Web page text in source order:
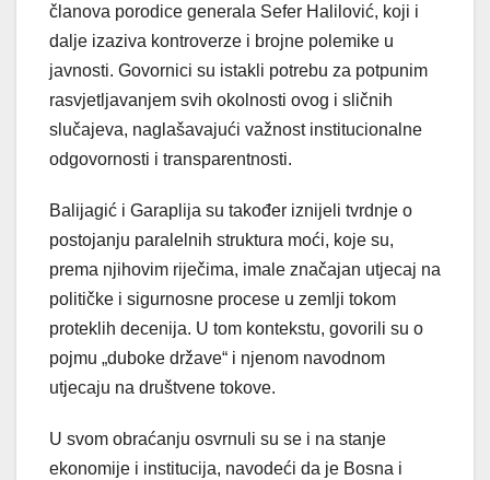
članova porodice generala Sefer Halilović, koji i
dalje izaziva kontroverze i brojne polemike u
javnosti. Govornici su istakli potrebu za potpunim
rasvjetljavanjem svih okolnosti ovog i sličnih
slučajeva, naglašavajući važnost institucionalne
odgovornosti i transparentnosti.
Balijagić i Garaplija su također iznijeli tvrdnje o
postojanju paralelnih struktura moći, koje su,
prema njihovim riječima, imale značajan utjecaj na
političke i sigurnosne procese u zemlji tokom
proteklih decenija. U tom kontekstu, govorili su o
pojmu „duboke države“ i njenom navodnom
utjecaju na društvene tokove.
U svom obraćanju osvrnuli su se i na stanje
ekonomije i institucija, navodeći da je Bosna i